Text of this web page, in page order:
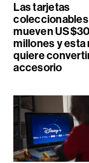
Las tarjetas
coleccionables
mueven
millones y esta
quiere
accesorio